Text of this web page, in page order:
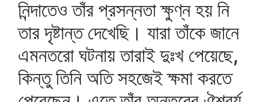
নিন্দাতেও তাঁর প্রসন্নতা ক্ষুণ্ন হয় নি
তার দৃষ্টান্ত দেখেছি। যারা তাঁকে জানে
এমনতরো ঘটনায় তারাই দুঃখ পেয়েছে,
কিন্তু তিনি অতি সহজেই ক্ষমা করতে